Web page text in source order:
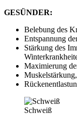
GESÜNDER:
Belebung des
Entspannung
Stärkung des
Maximierung
Muskelstärkung,
Schweiß